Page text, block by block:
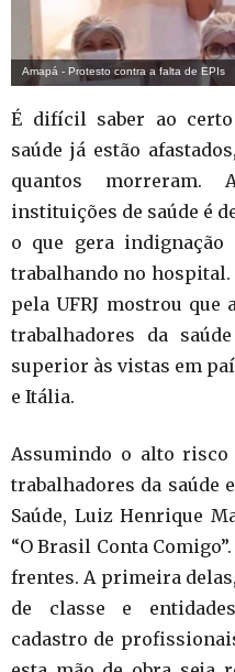
Amapá - Protesto contra a falta de EPIs
É difícil saber ao
saúde já estão
quantos morreram.
instituições de saúde é
o que gera indignação
trabalhando no
pela UFRJ mostrou que
trabalhadores da
superior às vistas em
e Itália.
Assumindo o alto risco
trabalhadores da saúde
Saúde, Luiz Henrique
“O Brasil Conta
frentes. A primeira
de classe e
cadastro de